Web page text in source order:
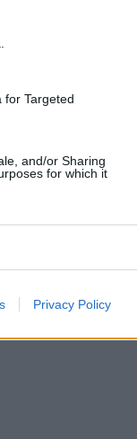
for Targeted
and/or Sharing
for which it
Privacy Policy